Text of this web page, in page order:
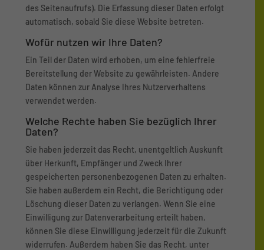
des Seitenaufrufs). Die Erfassung dieser Daten erfolgt
automatisch, sobald Sie diese Website betreten.
Wofür nutzen wir Ihre Daten?
Ein Teil der Daten wird erhoben, um eine fehlerfreie
Bereitstellung der Website zu gewährleisten. Andere
Daten können zur Analyse Ihres Nutzerverhaltens
verwendet werden.
Welche Rechte haben Sie bezüglich Ihrer
Daten?
Sie haben jederzeit das Recht, unentgeltlich Auskunft
über Herkunft, Empfänger und Zweck Ihrer
gespeicherten personenbezogenen Daten zu erhalten.
Sie haben außerdem ein Recht, die Berichtigung oder
Löschung dieser Daten zu verlangen. Wenn Sie eine
Einwilligung zur Datenverarbeitung erteilt haben,
können Sie diese Einwilligung jederzeit für die Zukunft
widerrufen. Außerdem haben Sie das Recht, unter